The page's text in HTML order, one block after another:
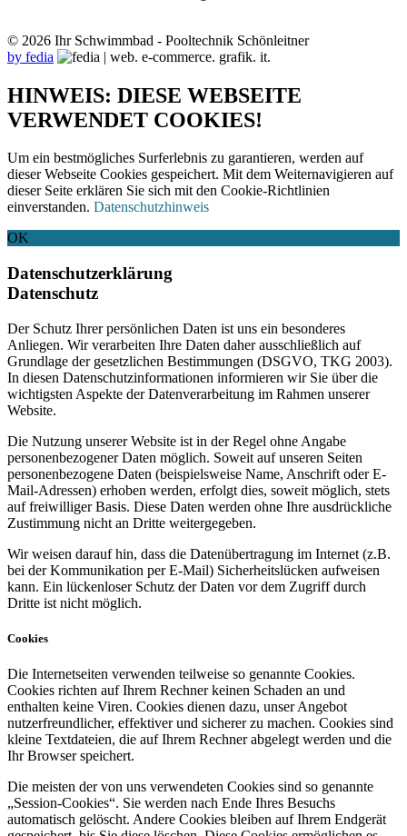
© 2026 Ihr Schwimmbad - Pooltechnik Schönleitner
by fedia
HINWEIS: DIESE WEBSEITE
VERWENDET COOKIES!
Um ein bestmögliches Surferlebnis zu garantieren, werden auf
dieser Webseite Cookies gespeichert. Mit dem Weiternavigieren auf
dieser Seite erklären Sie sich mit den Cookie-Richtlinien
einverstanden. Datenschutzhinweis
OK
Datenschutzerklärung
Datenschutz
Der Schutz Ihrer persönlichen Daten ist uns ein besonderes
Anliegen. Wir verarbeiten Ihre Daten daher ausschließlich auf
Grundlage der gesetzlichen Bestimmungen (DSGVO, TKG 2003).
In diesen Datenschutzinformationen informieren wir Sie über die
wichtigsten Aspekte der Datenverarbeitung im Rahmen unserer
Website.
Die Nutzung unserer Website ist in der Regel ohne Angabe
personenbezogener Daten möglich. Soweit auf unseren Seiten
personenbezogene Daten (beispielsweise Name, Anschrift oder E-
Mail-Adressen) erhoben werden, erfolgt dies, soweit möglich, stets
auf freiwilliger Basis. Diese Daten werden ohne Ihre ausdrückliche
Zustimmung nicht an Dritte weitergegeben.
Wir weisen darauf hin, dass die Datenübertragung im Internet (z.B.
bei der Kommunikation per E-Mail) Sicherheitslücken aufweisen
kann. Ein lückenloser Schutz der Daten vor dem Zugriff durch
Dritte ist nicht möglich.
Cookies
Die Internetseiten verwenden teilweise so genannte Cookies.
Cookies richten auf Ihrem Rechner keinen Schaden an und
enthalten keine Viren. Cookies dienen dazu, unser Angebot
nutzerfreundlicher, effektiver und sicherer zu machen. Cookies sind
kleine Textdateien, die auf Ihrem Rechner abgelegt werden und die
Ihr Browser speichert.
Die meisten der von uns verwendeten Cookies sind so genannte
„Session-Cookies“. Sie werden nach Ende Ihres Besuchs
automatisch gelöscht. Andere Cookies bleiben auf Ihrem Endgerät